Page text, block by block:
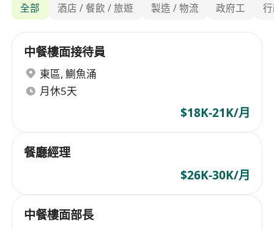
全部 酒店 / 餐飲 / 旅遊 製造 / 物流 政府工
中餐樓面接待員
東區, 鰂魚涌
月休5天
$18K-21K/月
餐廳經理
$26K-30K/月
中餐樓面部長